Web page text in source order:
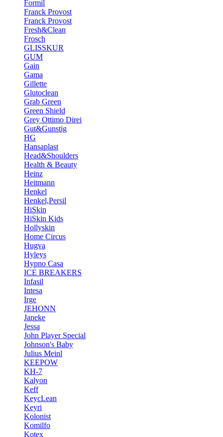
Formil
Franck Provost
Franck Provost
Fresh&Clean
Frosch
GLISSKUR
GUM
Gain
Gama
Gillette
Glutoclean
Grab Green
Green Shield
Grey Ottimo Direi
Gut&Gunstig
HG
Hansaplast
Head&Shoulders
Health & Beauty
Heinz
Heitmann
Henkel
Henkel,Persil
HiSkin
HiSkin Kids
Hollyskin
Home Circus
Hugva
Hyleys
Hypno Casa
ICE BREAKERS
Infasil
Intesa
Irge
JEHONN
Janeke
Jessa
John Player Special
Johnson's Baby
Julius Meinl
KEEPOW
KH-7
Kalyon
Keff
KeycLean
Keyri
Kolonist
Komilfo
Kotex